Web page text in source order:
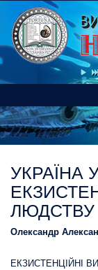
УКРАЇНА
ЛЮДСТВУ
Олександр
ЕКЗИСТЕНЦІЙНІ